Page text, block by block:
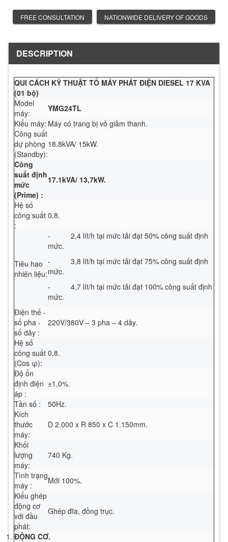
FREE CONSULTATION NATIONWIDE DELIVERY OF GOODS
DESCRIPTION
QUI CÁCH KỸ THUẬT TỔ MÁY PHÁT ĐIỆN DIESEL 17 KVA
(01 bộ)
Model
máy:
YMG24TL
Kiểu máy: Máy có trang bị vỏ giảm thanh.
Công suất
dự phòng
(Standby):
18.8kVA/ 15kW.
Công
suất định
mức
(Prime) :
17.1kVA/ 13,7kW.
Hệ số
công suất
:
0,8.
Tiêu hao
nhiên liệu:
- 2,4 lít/h tại mức tải đạt 50% công suất định
mức.
- 3,8 lít/h tại mức tải đạt 75% công suất định
mức.
- 4,7 lít/h tại mức tải đạt 100% công suất định
mức.
Điện thế -
số pha -
số dây :
220V/380V – 3 pha – 4 dây.
Hệ số
công suất
(Cos φ):
0,8.
Độ ổn
định điện
áp :
±1,0%.
Tần số :
50Hz.
Kích
thước
máy:
D 2.000 x R 850 x C 1.150mm.
Khối
lượng
máy:
740 Kg.
Tình trạng
máy :
Mới 100%.
Kiểu ghép
động cơ
với đầu
phát:
Ghép đĩa, đồng trục.
ĐỘNG CƠ.